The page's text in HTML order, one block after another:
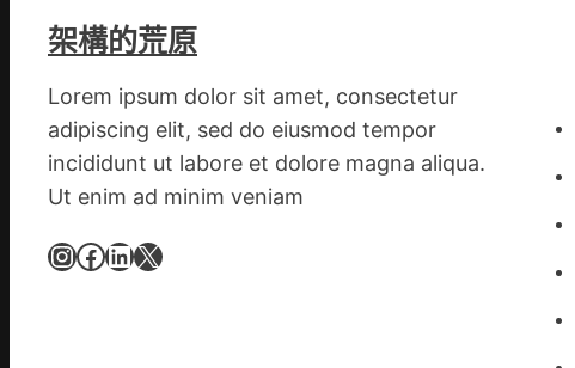
架構的荒原
Lorem ipsum dolor sit amet, consectetur
adipiscing elit, sed do eiusmod tempor
incididunt ut labore et dolore magna aliqua.
Ut enim ad minim veniam
InstagramFacebook LinkedIn X